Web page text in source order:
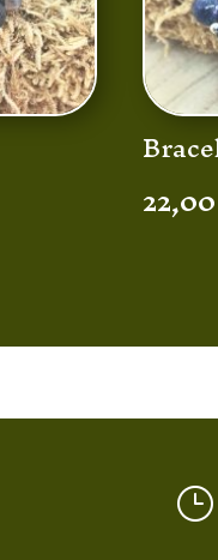
22,00
}